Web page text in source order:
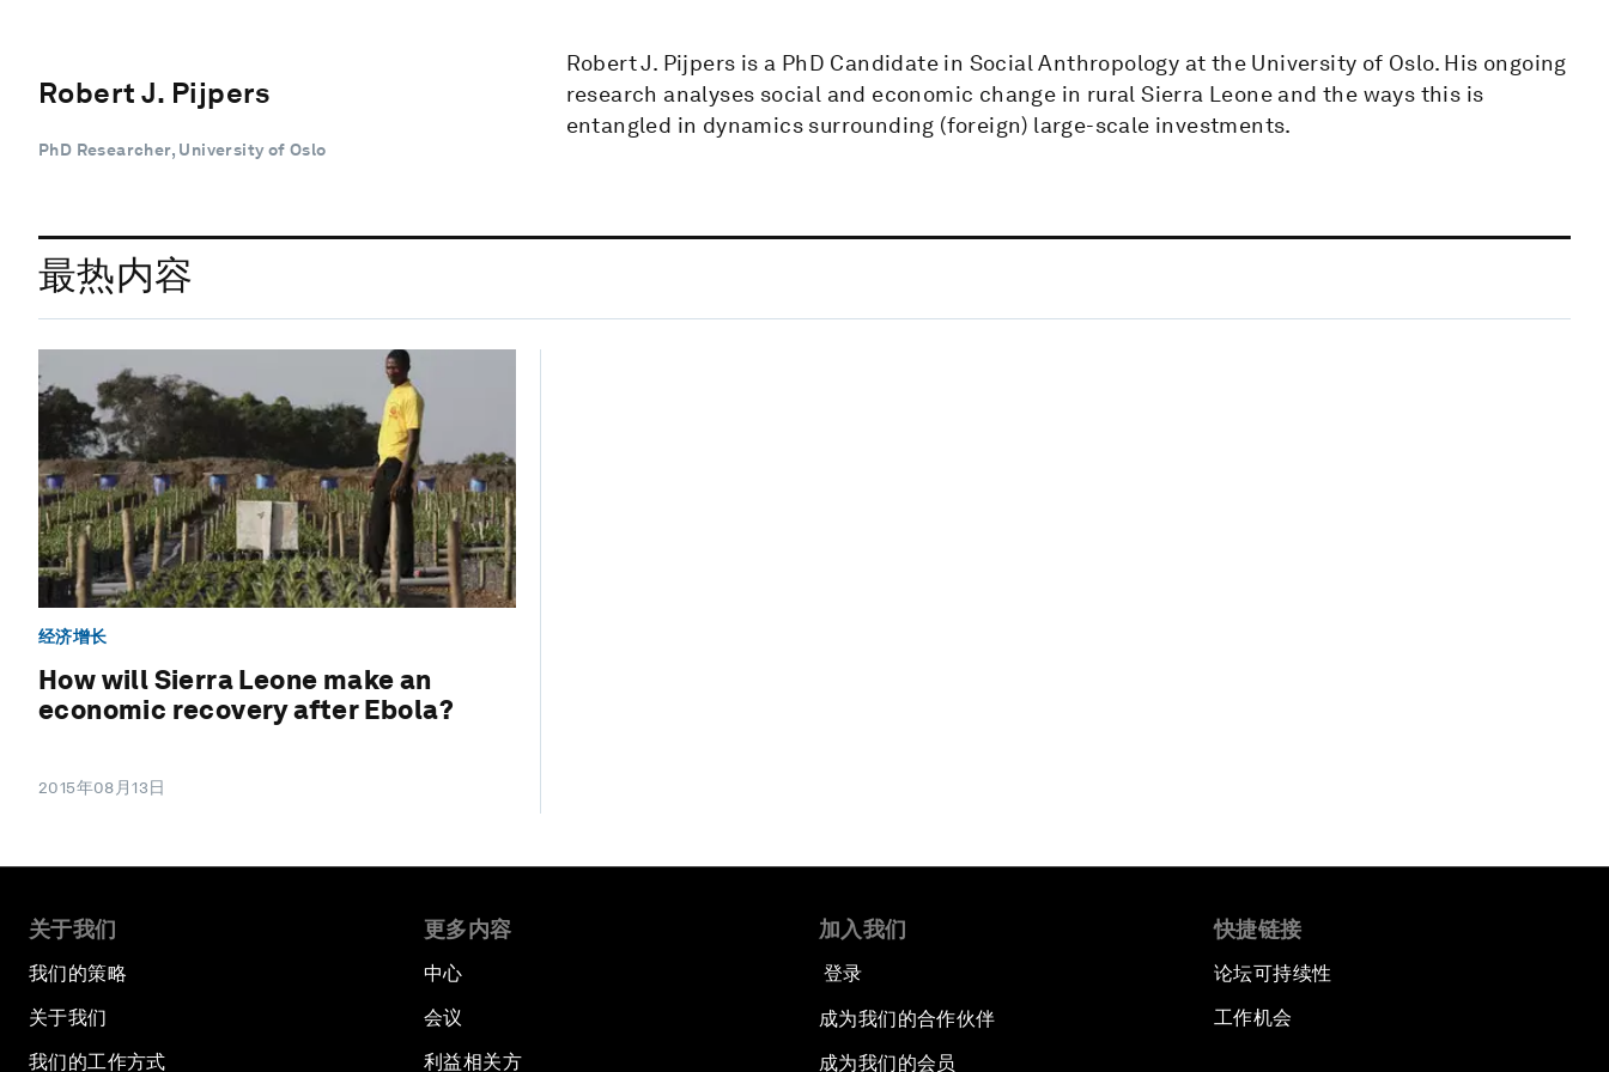
Robert J. Pijpers
PhD Researcher, University of Oslo
Robert J. Pijpers is a PhD Candidate in Social Anthropology at the University of Oslo. His ongoing
research analyses social and economic change in rural Sierra Leone and the ways this is
entangled in dynamics surrounding (foreign) large-scale investments.
最热内容
经济增长
How will Sierra Leone make an
economic recovery after Ebola?
2015年08月13日
关于我们
我们的策略
关于我们
我们的工作方式
更多内容
中心
会议
利益相关方
加入我们
登录
成为我们的合作伙伴
成为我们的会员
快捷链接
论坛可持续性
工作机会